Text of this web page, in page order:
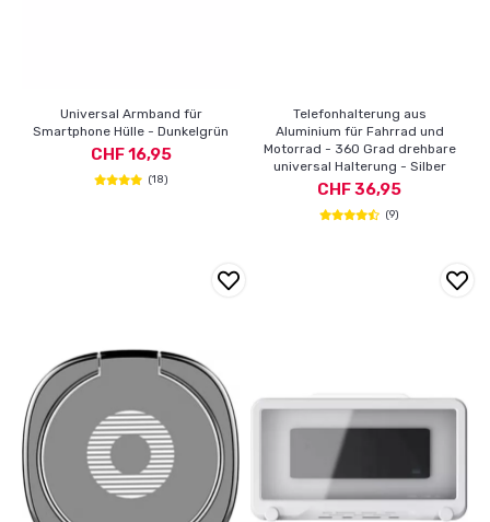
Universal Armband für
Smartphone Hülle - Dunkelgrün
CHF 16,95
(18)
Telefonhalterung aus
Aluminium für Fahrrad und
Motorrad - 360 Grad drehbare
universal Halterung - Silber
CHF 36,95
(9)